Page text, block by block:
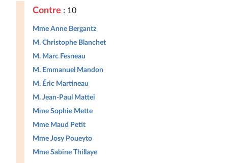
Contre : 10
Mme Anne Bergantz
M. Christophe Blanchet
M. Marc Fesneau
M. Emmanuel Mandon
M. Éric Martineau
M. Jean-Paul Mattei
Mme Sophie Mette
Mme Maud Petit
Mme Josy Poueyto
Mme Sabine Thillaye